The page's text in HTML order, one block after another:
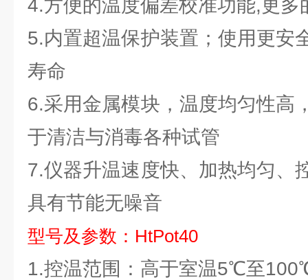
4.方便的温度偏差校准功能,更多
5.内置超温保护装置；使用更安
寿命
6.采用金属模块，温度均匀性高
于清洁与消毒各种试管
7.仪器升温速度快、加热均匀、
具有节能无噪音
型号及参数：HtPot40
1.控温范围：高于室温5℃至